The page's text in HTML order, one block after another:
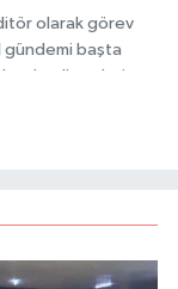
olarak görev
gündemi başta
gelişmeleri
edindiği bilgilerle
ilkeler